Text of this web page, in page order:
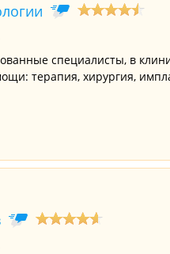
специалисты, в
терапия, хирургия,